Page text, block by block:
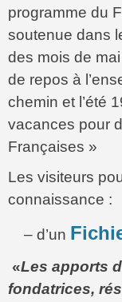
programme du
soutenue dans
des mois de mai
de repos à
chemin et l’été
vacances pour
Françaises »
Les visiteurs
connaissance :
– d’un
«Les apports
fondatrices,